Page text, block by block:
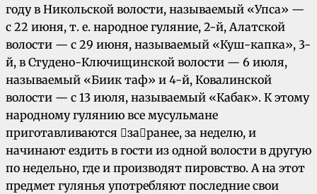
году в Никольской волости, называемый «Упса» —
с 22 июня, т. е. народное гуляние, 2-й, Алатской
волости — с 29 июня, называемый «Куш-капка», 3-
й, в Студено-Ключищинской волости — 6 июля,
называемый «Биик таф» и 4-й, Ковалинской
волости — с 13 июля, называемый «Кабак». К этому
народному гулянию все мусульмане
приготавливаются заранее, за неделю, и
начинают ездить в гости из одной волости в другую
по недельно, где и производят пировство. А на этот
предмет гулянья употребляют последние свои